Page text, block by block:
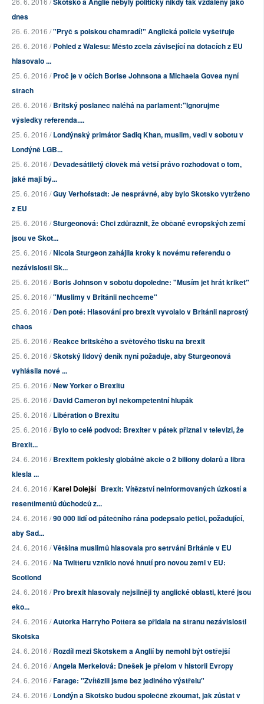
dnes
26. 6. 2016 /"Pryč s polskou chamradí!" Anglická policie vyšetřuje
26. 6. 2016 /Pohled z Walesu: Město zcela závisející na dotacích z EU
hlasovalo ...
25. 6. 2016 /Proč je v očích Borise Johnsona a Michaela Govea nyní
strach
26. 6. 2016 /Britský poslanec naléhá na parlament:"Ignorujme
výsledky referenda....
25. 6. 2016 /Londýnský primátor Sadiq Khan, muslim, vedl v sobotu v
Londýně LGB...
25. 6. 2016 /Devadesátiletý člověk má větší právo rozhodovat o tom,
jaké mají bý...
25. 6. 2016 /Guy Verhofstadt: Je nesprávné, aby bylo Skotsko vytrženo
z EU
25. 6. 2016 /Sturgeonová: Chci zdůraznit, že občané evropských zemí
jsou ve Skot...
25. 6. 2016 /Nicola Sturgeon zahájila kroky k novému referendu o
nezávislosti Sk...
25. 6. 2016 /Boris Johnson v sobotu dopoledne: "Musím jet hrát kriket"
25. 6. 2016 /"Muslimy v Británii nechceme"
25. 6. 2016 /Den poté: Hlasování pro brexit vyvolalo v Británii naprostý
chaos
25. 6. 2016 /Reakce britského a světového tisku na brexit
25. 6. 2016 /Skotský lidový deník nyní požaduje, aby Sturgeonová
vyhlásila nové ...
25. 6. 2016 /New Yorker o Brexitu
25. 6. 2016 /David Cameron byl nekompetentní hlupák
25. 6. 2016 /Libération o Brexitu
25. 6. 2016 /Bylo to celé podvod: Brexiter v pátek přiznal v televizi, že
Brexit...
24. 6. 2016 /Brexitem poklesly globálně akcie o 2 biliony dolarů a libra
klesla ...
24. 6. 2016 /Karel Dolejší Brexit: Vítězství neinformovaných úzkostí a
resentimentů důchodců z...
24. 6. 2016 /90 000 lidí od pátečního rána podepsalo petici, požadující,
aby Sad...
24. 6. 2016 /Většina muslimů hlasovala pro setrvání Británie v EU
24. 6. 2016 /Na Twitteru vzniklo nové hnutí pro novou zemi v EU:
Scotlond
24. 6. 2016 /Pro brexit hlasovaly nejsilněji ty anglické oblasti, které jsou
eko...
24. 6. 2016 /Autorka Harryho Pottera se přidala na stranu nezávislosti
Skotska
24. 6. 2016 /Rozdíl mezi Skotskem a Anglií by nemohl být ostřejší
24. 6. 2016 /Angela Merkelová: Dnešek je přelom v historii Evropy
24. 6. 2016 /Farage: "Zvítězili jsme bez jediného výstřelu"
24. 6. 2016 /Londýn a Skotsko budou společně zkoumat, jak zůstat v